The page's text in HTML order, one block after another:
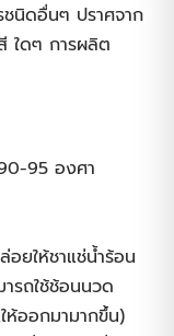
นิดอื่นๆ ปราศจาก
ใดๆ การผลิต
95 องศา
อยให้ชาแช่น้ำร้อน
รถใช้ช้อนนวด
ห้ออกมามากขึ้น)